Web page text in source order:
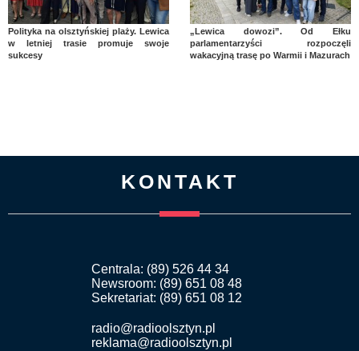
Polityka na olsztyńskiej plaży. Lewica
w letniej trasie promuje swoje
sukcesy
„Lewica dowozi”. Od Ełku
parlamentarzyści rozpoczęli
wakacyjną trasę po Warmii i Mazurach
KONTAKT
Centrala: (89) 526 44 34
Newsroom: (89) 651 08 48
Sekretariat: (89) 651 08 12
radio@radioolsztyn.pl
reklama@radioolsztyn.pl